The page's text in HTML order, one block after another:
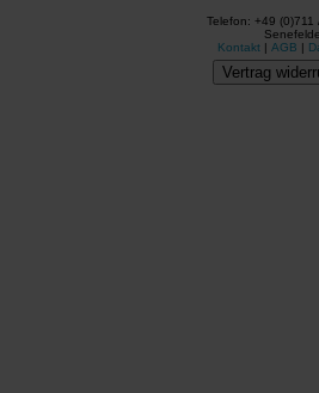
Telefon: +49
Kontakt | AGB |
Vertrag